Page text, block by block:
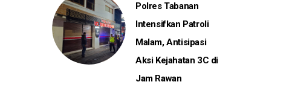
Polres Tabanan
Intensifkan Patroli
Malam, Antisipasi
Aksi Kejahatan 3C di
Jam Rawan